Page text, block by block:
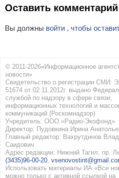
Оставить
Вы должны войти , чтобы
© 2011-2026«Информационное
новости»
Свидетельство о регистрации
51674 от 02.11.2012г. выдано
службой по надзору в сфере связи,
информационных технологий и
коммуникаций (Роскомнадзор)
Учредитель: ООО «Радио-Экофонд»
Директор: Пудовкина Ирина
Главный редактор: Вахрутдинов
Саидович
Адрес редакции: Нижний Тагил, пр.
(3435)96-00-20,
Использовать материалы ИА «Все
можно только с активной ссылкой на